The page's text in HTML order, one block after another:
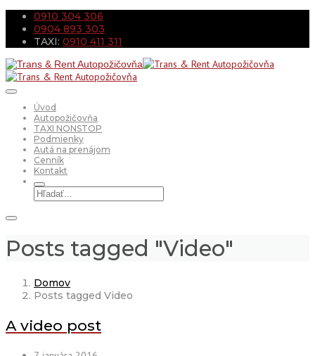
0910 304 306
0904 893 303
TAXI: 0910 411 311
Úvod
Autopožičovňa
TAXI NONSTOP
Podmienky
Autá na prenájom
Cenník
Kontakt
Posts tagged "Video"
Domov
Posts tagged Video
A video post